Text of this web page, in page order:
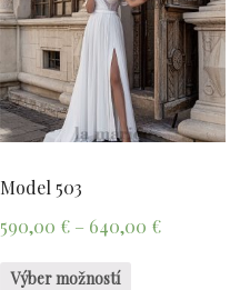
Model 503
590,00 € – 640,00 €
Výber možností